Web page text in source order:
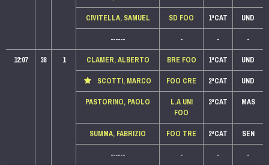
CIVITELLA, SAMUEL
SD FOO 1ªCAT
UND
------
- -
-
12:07
38 1 CLAMER, ALBERTO BRE FOO 1ªCAT
UND
SCOTTI, MARCO
FOO CRE 2ªCAT
UND
PASTORINO, PAOLO
L.A UNI
FOO
3ªCAT MAS
SUMMA, FABRIZIO FOO TRE 2ªCAT
SEN
------
- -
-